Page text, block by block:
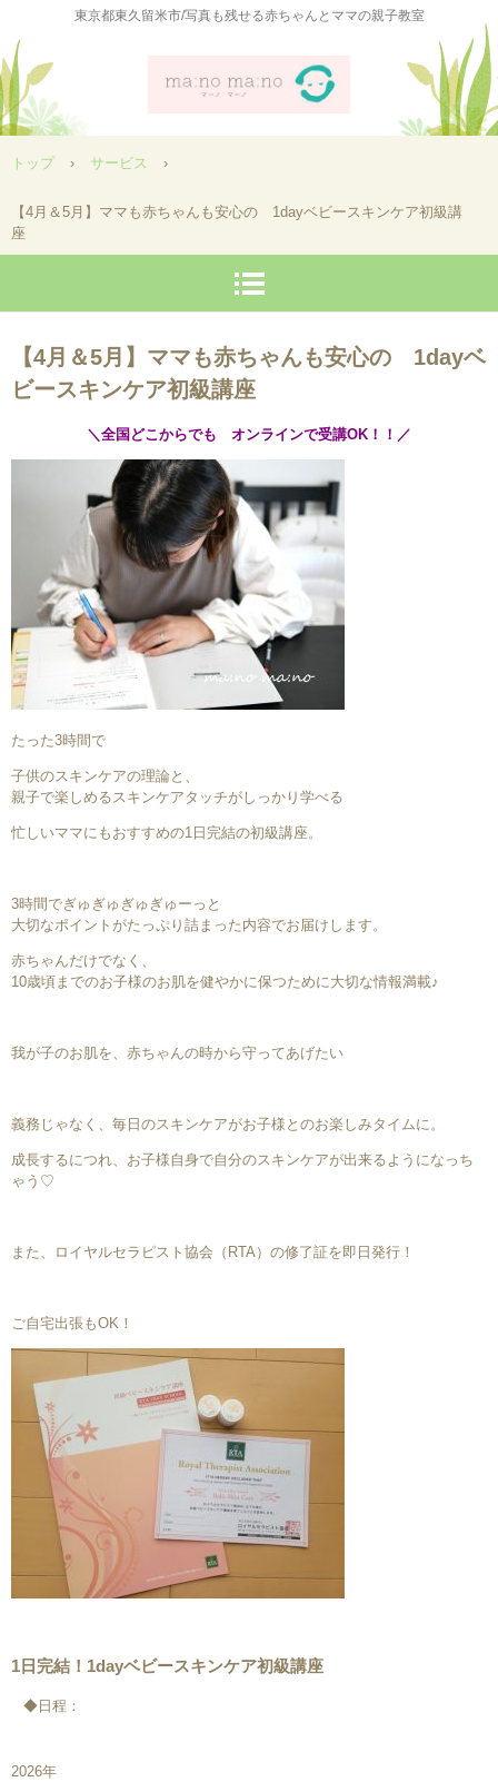
東京都東久留米市/写真も残せる赤ちゃんとママの親子教室
トップ › サービス ›
【4月＆5月】ママも赤ちゃんも安心の 1dayベビースキンケア初級講
座
【4月＆5月】ママも赤ちゃんも安心の 1dayベ
ビースキンケア初級講座
＼全国どこからでも オンラインで受講OK！！／
たった3時間で
子供のスキンケアの理論と、
親子で楽しめるスキンケアタッチがしっかり学べる
忙しいママにもおすすめの1日完結の初級講座。
3時間でぎゅぎゅぎゅぎゅーっと
大切なポイントがたっぷり詰まった内容でお届けします。
赤ちゃんだけでなく、
10歳頃までのお子様のお肌を健やかに保つために大切な情報満載♪
我が子のお肌を、赤ちゃんの時から守ってあげたい
義務じゃなく、毎日のスキンケアがお子様とのお楽しみタイムに。
成長するにつれ、お子様自身で自分のスキンケアが出来るようになっち
ゃう♡
また、ロイヤルセラピスト協会（RTA）の修了証を即日発行！
ご自宅出張もOK！
1日完結！1dayベビースキンケア初級講座
◆日程：
2026年